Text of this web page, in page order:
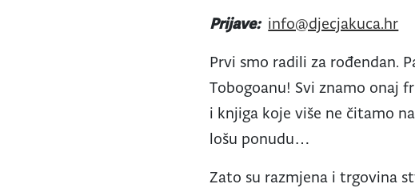
Prijave: info@djecjakuca.hr
Prvi smo radili za rođendan.
Tobogoanu! Svi znamo onaj
i knjiga koje više ne čitamo
lošu ponudu…
Zato su razmjena i trgovina